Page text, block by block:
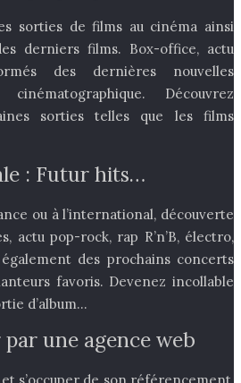
sorties de films au cinéma ainsi
derniers films. Box-office, actu
des dernières nouvelles
Découvrez
sorties telles que les films
: Futur hits…
ou à l’international, découverte
actu pop-rock, rap R’n’B, électro,
des prochains concerts
favoris. Devenez incollable
d’album…
une agence web